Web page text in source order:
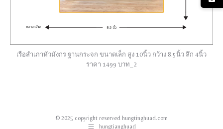
เรือสำเภาหัวมังกร ฐานกระจก ขนาดเล็ก สูง 10นิ้ว กว้าง 8.5นิ้ว ลึก 4นิ้ว
ราคา 1499 บาท_2
© 2025 copyright reserved hungtinghuad.com
hungtianghuad